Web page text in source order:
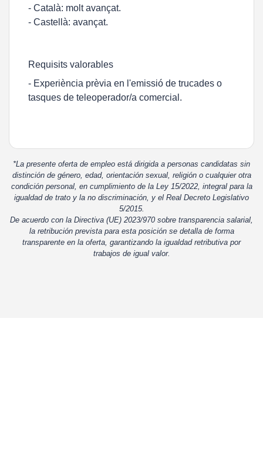
- Català: molt avançat.
- Castellà: avançat.
Requisits valorables
- Experiència prèvia en l'emissió de trucades o
tasques de teleoperador/a comercial.
*La presente oferta de empleo está dirigida a personas candidatas sin
distinción de género, edad, orientación sexual, religión o cualquier otra
condición personal, en cumplimiento de la Ley 15/2022, integral para la
igualdad de trato y la no discriminación, y el Real Decreto Legislativo
5/2015.
De acuerdo con la Directiva (UE) 2023/970 sobre transparencia salarial,
la retribución prevista para esta posición se detalla de forma
transparente en la oferta, garantizando la igualdad retributiva por
trabajos de igual valor.